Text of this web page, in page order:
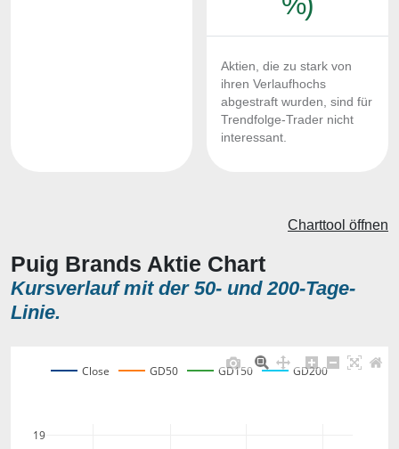
Aktien, die zu stark von
ihren Verlaufhochs
abgestraft wurden, sind für
Trendfolge-Trader nicht
interessant.
Puig Brands Aktie Chart
Kursverlauf mit der 50- und 200-Tage-
Linie.
Charttool öffnen
19
Close GD50 GD150 GD200